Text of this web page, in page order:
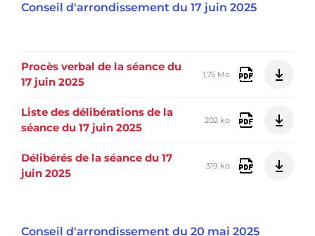
Conseil d'arrondissement du 17 juin 2025
Procès verbal de la séance du
17 juin 2025
1,75 Mo
Liste des délibérations de la
séance du 17 juin 2025
202 ko
Délibérés de la séance du 17
juin 2025
319 ko
Conseil d'arrondissement du 20 mai 2025